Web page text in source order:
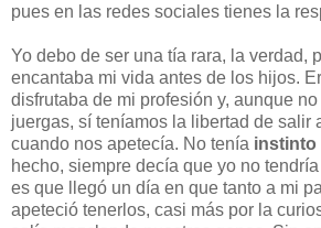
pues en las redes sociales tienes la
Yo debo de ser una tía rara, la verdad,
encantaba mi vida antes de los hijos.
disfrutaba de mi profesión y, aunque
juergas, sí teníamos la libertad de salir
cuando nos apetecía. No tenía instinto
hecho, siempre decía que yo no
es que llegó un día en que tanto a mi
apeteció tenerlos, casi más por la